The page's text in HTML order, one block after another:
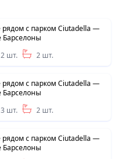
с парком Ciutadella —
Барселоны
2 шт. 2 шт.
с парком Ciutadella —
Барселоны
3 шт. 2 шт.
с парком Ciutadella —
Барселоны